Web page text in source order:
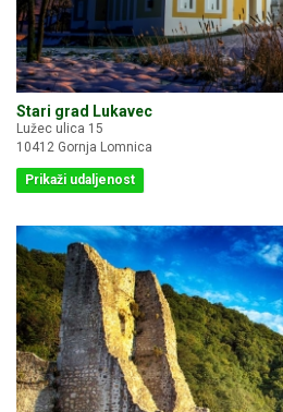
Stari grad Lukavec
Lužec ulica 15
10412 Gornja Lomnica
Prikaži udaljenost